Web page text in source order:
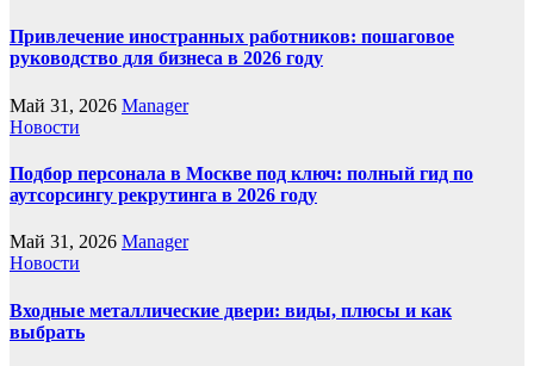
Привлечение иностранных работников: пошаговое
руководство для бизнеса в 2026 году
Май 31, 2026 Manager
Новости
Подбор персонала в Москве под ключ: полный гид по
аутсорсингу рекрутинга в 2026 году
Май 31, 2026 Manager
Новости
Входные металлические двери: виды, плюсы и как
выбрать